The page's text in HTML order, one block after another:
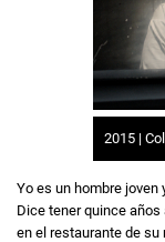
2015 |
Yo es un hombre
Dice tener quince
en el restaurante de su